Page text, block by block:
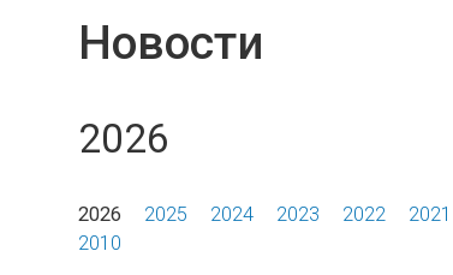
Новости
2026
2026 2025 2024 2023 2022 2021
2010